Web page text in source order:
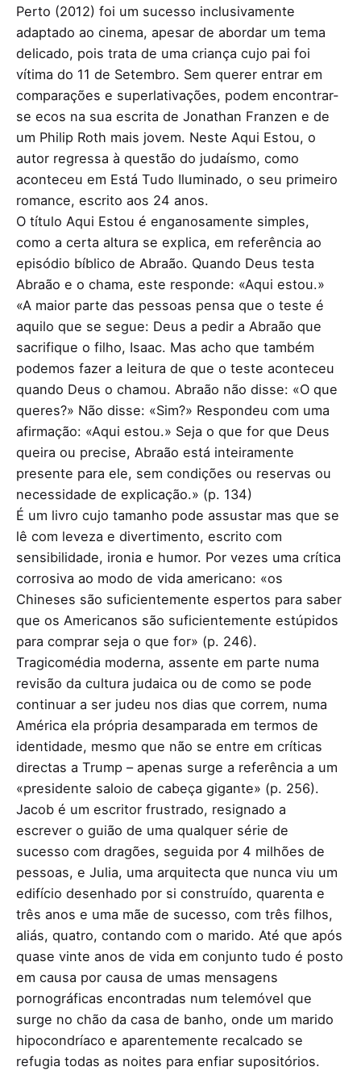
Perto (2012) foi um sucesso inclusivamente
adaptado ao cinema, apesar de abordar um tema
delicado, pois trata de uma criança cujo pai foi
vítima do 11 de Setembro. Sem querer entrar em
comparações e superlativações, podem encontrar-
se ecos na sua escrita de Jonathan Franzen e de
um Philip Roth mais jovem. Neste Aqui Estou, o
autor regressa à questão do judaísmo, como
aconteceu em Está Tudo Iluminado, o seu primeiro
romance, escrito aos 24 anos.
O título Aqui Estou é enganosamente simples,
como a certa altura se explica, em referência ao
episódio bíblico de Abraão. Quando Deus testa
Abraão e o chama, este responde: «Aqui estou.»
«A maior parte das pessoas pensa que o teste é
aquilo que se segue: Deus a pedir a Abraão que
sacrifique o filho, Isaac. Mas acho que também
podemos fazer a leitura de que o teste aconteceu
quando Deus o chamou. Abraão não disse: «O que
queres?» Não disse: «Sim?» Respondeu com uma
afirmação: «Aqui estou.» Seja o que for que Deus
queira ou precise, Abraão está inteiramente
presente para ele, sem condições ou reservas ou
necessidade de explicação.» (p. 134)
É um livro cujo tamanho pode assustar mas que se
lê com leveza e divertimento, escrito com
sensibilidade, ironia e humor. Por vezes uma crítica
corrosiva ao modo de vida americano: «os
Chineses são suficientemente espertos para saber
que os Americanos são suficientemente estúpidos
para comprar seja o que for» (p. 246).
Tragicomédia moderna, assente em parte numa
revisão da cultura judaica ou de como se pode
continuar a ser judeu nos dias que correm, numa
América ela própria desamparada em termos de
identidade, mesmo que não se entre em críticas
directas a Trump – apenas surge a referência a um
«presidente saloio de cabeça gigante» (p. 256).
Jacob é um escritor frustrado, resignado a
escrever o guião de uma qualquer série de
sucesso com dragões, seguida por 4 milhões de
pessoas, e Julia, uma arquitecta que nunca viu um
edifício desenhado por si construído, quarenta e
três anos e uma mãe de sucesso, com três filhos,
aliás, quatro, contando com o marido. Até que após
quase vinte anos de vida em conjunto tudo é posto
em causa por causa de umas mensagens
pornográficas encontradas num telemóvel que
surge no chão da casa de banho, onde um marido
hipocondríaco e aparentemente recalcado se
refugia todas as noites para enfiar supositórios.